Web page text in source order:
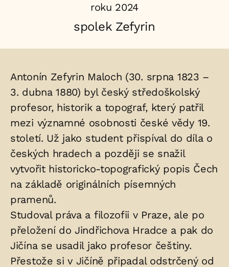
roku 2024
spolek Zefyrin
Životopis
osoby/osob
uložených
v
hrobu:
Antonín Zefyrin Maloch (30. srpna 1823 –
3. dubna 1880) byl český středoškolský
profesor, historik a topograf, který patřil
mezi významné osobnosti české vědy 19.
století. Už jako student přispíval do díla o
českých hradech a později se snažil
vytvořit historicko-topografický popis Čech
na základě originálních písemných
pramenů.
Studoval práva a filozofii v Praze, ale po
přeložení do Jindřichova Hradce a pak do
Jičína se usadil jako profesor češtiny.
Přestože si v Jičíně připadal odstrčený od